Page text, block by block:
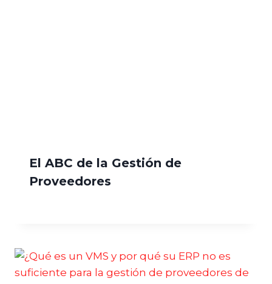
El ABC de la Gestión de
Proveedores